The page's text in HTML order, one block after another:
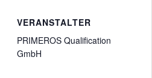
VERANSTALTER
PRIMEROS Qualification
GmbH